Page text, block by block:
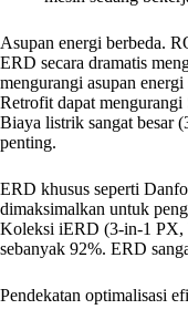
Asupan energi berbeda.
ERD secara dramatis
mengurangi asupan
Retrofit dapat
Biaya listrik sangat besar
penting.
ERD khusus seperti
dimaksimalkan untuk
Koleksi iERD (3-in-1 PX,
sebanyak 92%. ERD
Pendekatan optimalisasi